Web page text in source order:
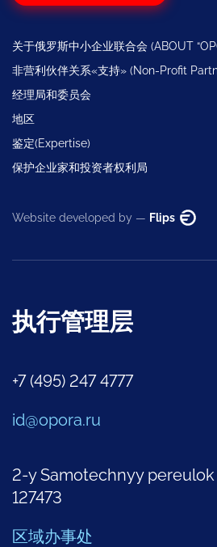
关于俄罗斯中小企业联合会 (ABOUT
非营利伙伴关系«支持» (Non-Profit
经理局和委员会
地区
鉴定(Expertise)
保护企业家和投资者权利局
Website developed by — Flips
执行管理层
+7 (495) 247 4777
id@opora.ru
2-y Samotechnyy
127473
区域办事处